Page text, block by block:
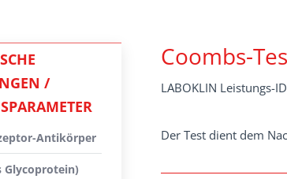
Coombs-
LABOKLIN Leistungs-
Der Test dient dem
/
Antikörper
Glycoprotein)